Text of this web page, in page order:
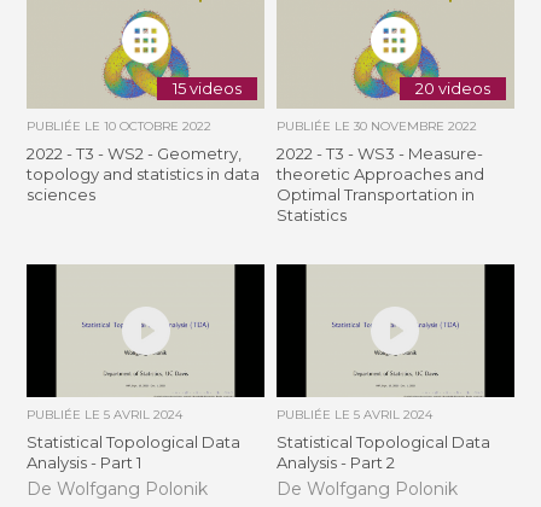
15 videos
PUBLIÉE LE10 OCTOBRE 2022
2022 - T3 - WS2 - Geometry,
topology and statistics in data
sciences
20 videos
PUBLIÉE LE 30 NOVEMBRE 2022
2022 - T3 - WS3 - Measure-
theoretic Approaches and
Optimal Transportation in
Statistics
PUBLIÉE LE5 AVRIL 2024
Statistical Topological Data
Analysis - Part 1
De Wolfgang Polonik
PUBLIÉE LE 5 AVRIL 2024
Statistical Topological Data
Analysis - Part 2
De Wolfgang Polonik